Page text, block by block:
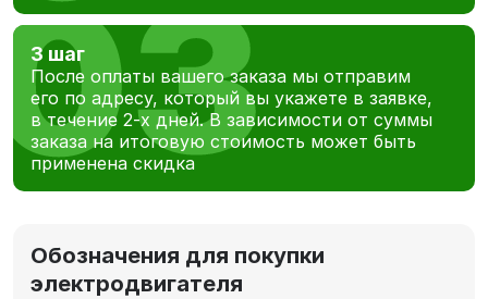
3 шаг
После оплаты вашего заказа мы отправим
его по адресу, который вы укажете в заявке,
в течение 2-х дней. В зависимости от суммы
заказа на итоговую стоимость может быть
применена скидка
Обозначения для покупки
электродвигателя